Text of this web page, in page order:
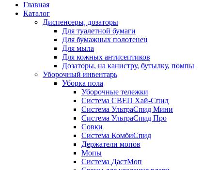
Главная
Каталог
Диспенсеры, дозаторы
Для туалетной бумаги
Для бумажных полотенец
Для мыла
Для кожных антисептиков
Дозаторы, на канистру, бутылку, помпы
Уборочный инвентарь
Уборка пола
Уборочные тележки
Система СВЕП Хай-Спид
Система УльтраСпид Мини
Система УльтраСпид Про
Совки
Система КомбиСпид
Держатели мопов
Мопы
Система ДастМоп